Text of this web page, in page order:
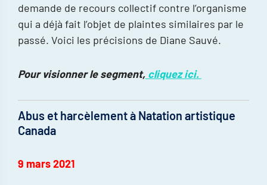
demande de recours collectif contre l’organisme
qui a déjà fait l’objet de plaintes similaires par le
passé. Voici les précisions de Diane Sauvé.
Pour visionner le segment, cliquez ici.
Abus et harcèlement à Natation artistique
Canada
9 mars 2021